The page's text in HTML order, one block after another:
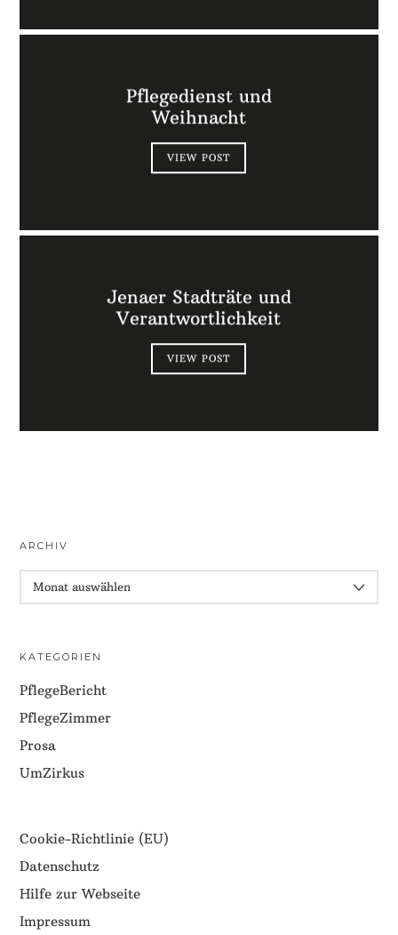
Pflegedienst und
Weihnacht
VIEW POST
Jenaer Stadträte und
Verantwortlichkeit
VIEW POST
ARCHIV
KATEGORIEN
PflegeBericht
PflegeZimmer
Prosa
UmZirkus
Cookie-Richtlinie (EU)
Datenschutz
Hilfe zur Webseite
Impressum